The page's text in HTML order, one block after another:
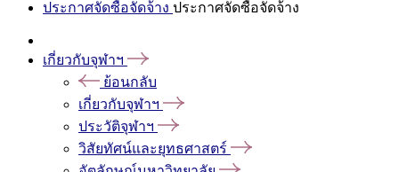
ประกาศจัดซื้อจัดจ้าง ประกาศจัดซื้อจัดจ้าง
เกี่ยวกับจุฬาฯ
ย้อนกลับ
เกี่ยวกับจุฬาฯ
ประวัติจุฬาฯ
วิสัยทัศน์และยุทธศาสตร์